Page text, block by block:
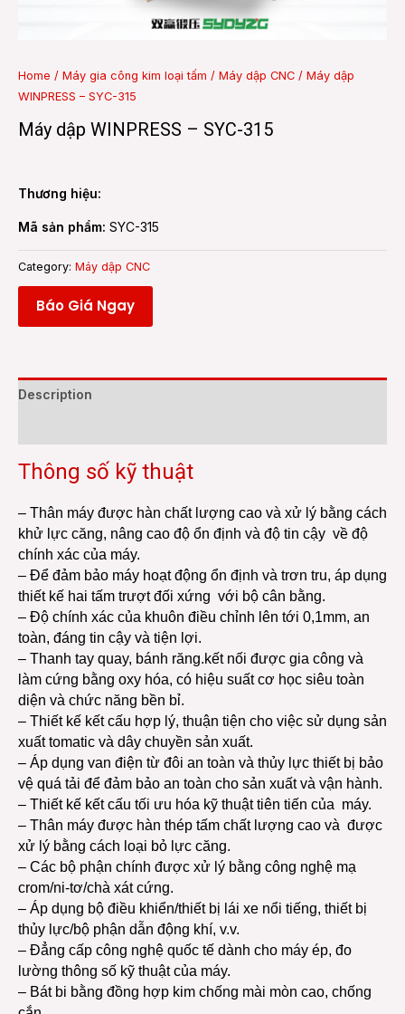
Home / Máy gia công kim loại tấm / Máy dập CNC / Máy dập
WINPRESS – SYC-315
Máy dập WINPRESS – SYC-315
Thương hiệu:
Mã sản phẩm: SYC-315
Category: Máy dập CNC
Báo Giá Ngay
Description
Thông số kỹ thuật
– Thân máy được hàn chất lượng cao và xử lý bằng cách
khử lực căng, nâng cao độ ổn định và độ tin cậy về độ
chính xác của máy.
– Để đảm bảo máy hoạt động ổn định và trơn tru, áp dụng
thiết kế hai tấm trượt đối xứng với bộ cân bằng.
– Độ chính xác của khuôn điều chỉnh lên tới 0,1mm, an
toàn, đáng tin cậy và tiện lợi.
– Thanh tay quay, bánh răng.kết nối được gia công và
làm cứng bằng oxy hóa, có hiệu suất cơ học siêu toàn
diện và chức năng bền bỉ.
– Thiết kế kết cấu hợp lý, thuận tiện cho việc sử dụng sản
xuất tomatic và dây chuyền sản xuất.
– Áp dụng van điện từ đôi an toàn và thủy lực thiết bị bảo
vệ quá tải để đảm bảo an toàn cho sản xuất và vận hành.
– Thiết kế kết cấu tối ưu hóa kỹ thuật tiên tiến của máy.
– Thân máy được hàn thép tấm chất lượng cao và được
xử lý bằng cách loại bỏ lực căng.
– Các bộ phận chính được xử lý bằng công nghệ mạ
crom/ni-tơ/chà xát cứng.
– Áp dụng bộ điều khiển/thiết bị lái xe nổi tiếng, thiết bị
thủy lực/bộ phận dẫn động khí, v.v.
– Đẳng cấp công nghệ quốc tế dành cho máy ép, đo
lường thông số kỹ thuật của máy.
– Bát bi bằng đồng hợp kim chống mài mòn cao, chống